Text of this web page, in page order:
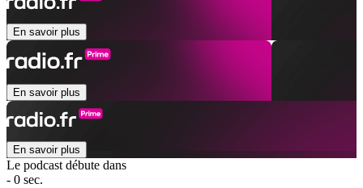
En savoir plus
En savoir plus
En savoir plus
Le podcast débute dans
- 0 sec.